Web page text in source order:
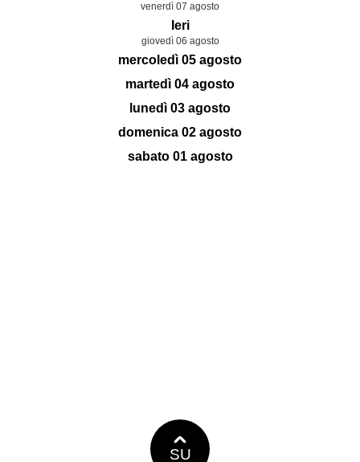
venerdì 07 agosto
Ieri
giovedì 06 agosto
mercoledì 05 agosto
martedì 04 agosto
lunedì 03 agosto
domenica 02 agosto
sabato 01 agosto
SU